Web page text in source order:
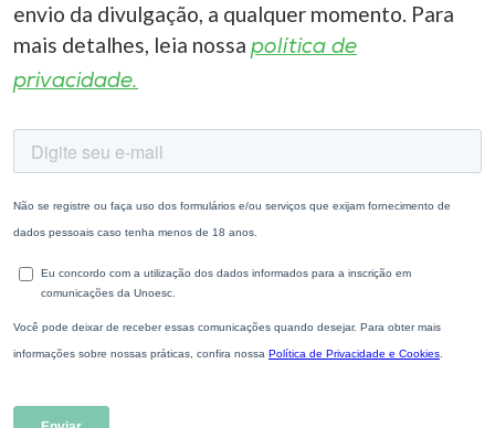
envio da divulgação, a qualquer momento. Para
mais detalhes, leia nossa política de
privacidade.